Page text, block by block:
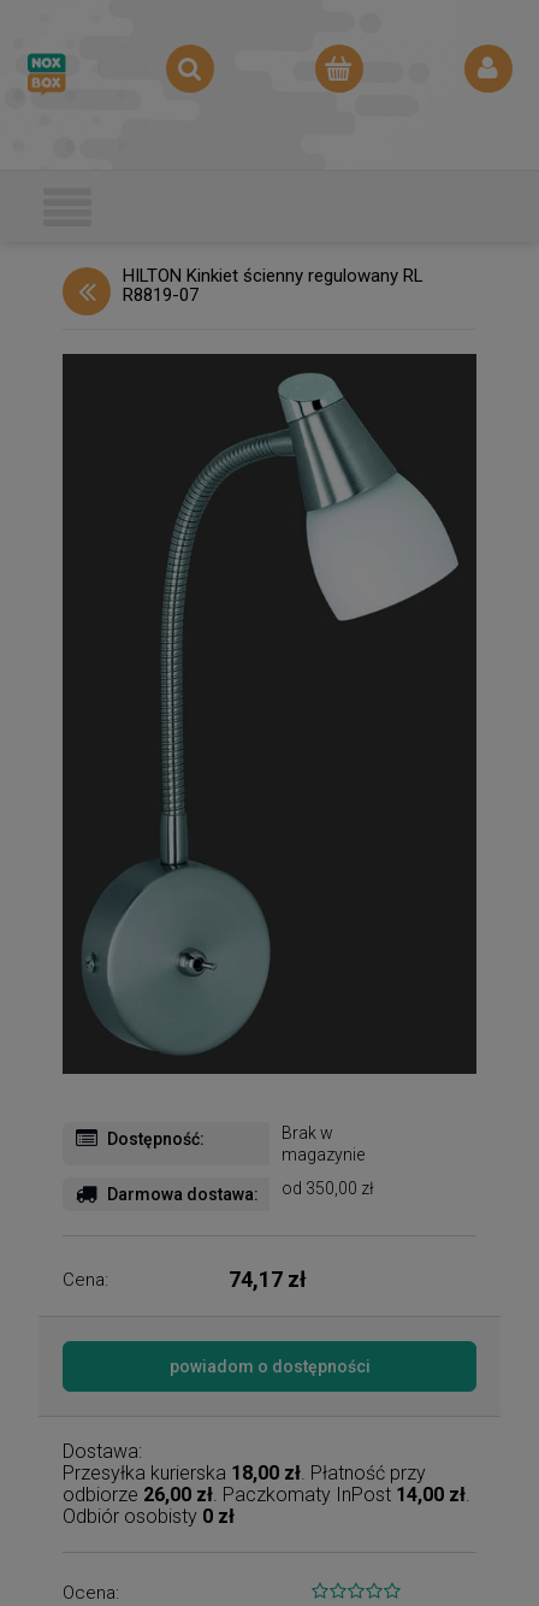
HILTON Kinkiet ścienny regulowany RL
R8819-07
Dostępność:
Brak w
magazynie
Darmowa dostawa: od 350,00 zł
Cena: 74,17 zł
powiadom o dostępności
Dostawa:
Przesyłka kurierska 18,00 zł. Płatność przy
odbiorze 26,00 zł. Paczkomaty InPost 14,00 zł.
Odbiór osobisty 0 zł
Ocena: